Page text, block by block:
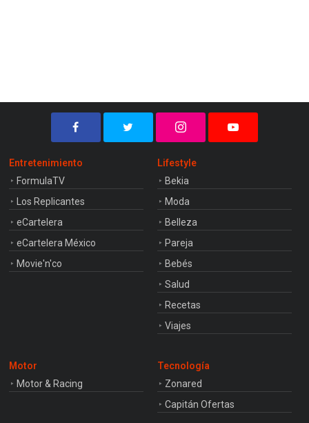
Entretenimiento
FormulaTV
Los Replicantes
eCartelera
eCartelera México
Movie'n'co
Lifestyle
Bekia
Moda
Belleza
Pareja
Bebés
Salud
Recetas
Viajes
Motor
Motor & Racing
Tecnología
Zonared
Capitán Ofertas